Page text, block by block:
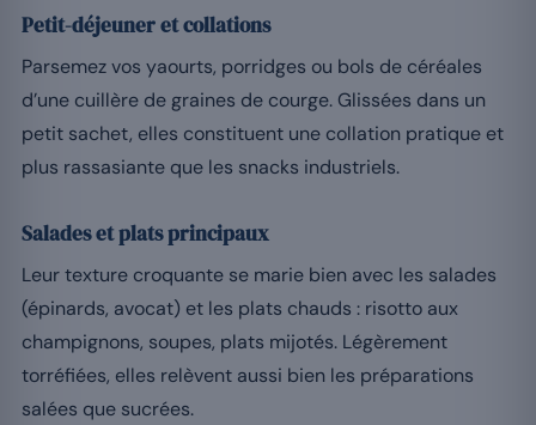
Petit-déjeuner et collations
Parsemez vos yaourts, porridges ou bols de céréales
d’une cuillère de graines de courge. Glissées dans un
petit sachet, elles constituent une collation pratique et
plus rassasiante que les snacks industriels.
Salades et plats principaux
Leur texture croquante se marie bien avec les salades
(épinards, avocat) et les plats chauds : risotto aux
champignons, soupes, plats mijotés. Légèrement
torréfiées, elles relèvent aussi bien les préparations
salées que sucrées.